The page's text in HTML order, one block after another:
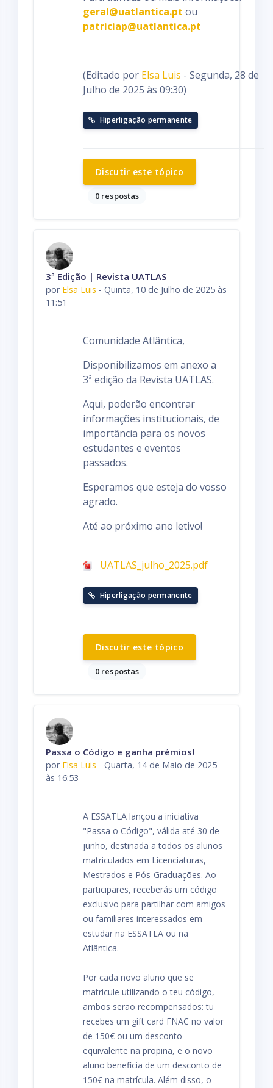
geral@uatlantica.pt ou
patriciap@uatlantica.pt
(Editado por Elsa Luis - Segunda, 28 de
Julho de 2025 às 09:30)
Hiperligação permanente
Discutir este tópico
0 respostas
3ª Edição | Revista UATLAS
por Elsa Luis - Quinta, 10 de Julho de 2025 às
11:51
Comunidade Atlântica,
Disponibilizamos em anexo a
3ª edição da Revista UATLAS.
Aqui, poderão encontrar
informações institucionais, de
importância para os novos
estudantes e eventos
passados.
Esperamos que esteja do vosso
agrado.
Até ao próximo ano letivo!
UATLAS_julho_2025.pdf
Hiperligação permanente
Discutir este tópico
0 respostas
Passa o Código e ganha prémios!
por Elsa Luis - Quarta, 14 de Maio de 2025
às 16:53
A ESSATLA lançou a iniciativa
"Passa o Código", válida até 30 de
junho, destinada a todos os alunos
matriculados em Licenciaturas,
Mestrados e Pós-Graduações. Ao
participares, receberás um código
exclusivo para partilhar com amigos
ou familiares interessados em
estudar na ESSATLA ou na
Atlântica.
Por cada novo aluno que se
matricule utilizando o teu código,
ambos serão recompensados: tu
recebes um gift card FNAC no valor
de 150€ ou um desconto
equivalente na propina, e o novo
aluno beneficia de um desconto de
150€ na matrícula. Além disso, o